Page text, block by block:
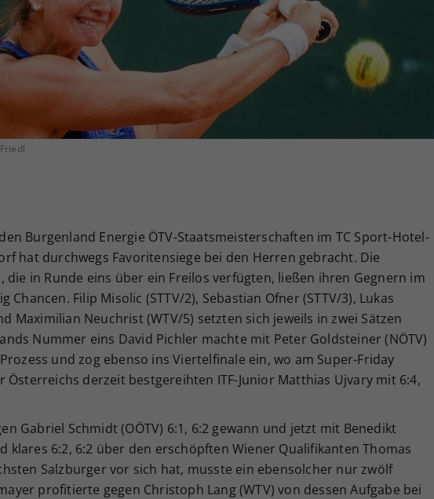
Burgenland Energie ÖTV-Staatsmeisterschaften im TC Sport-Hotel-
hat durchwegs Favoritensiege bei den Herren gebracht. Die
die in Runde eins über ein Freilos verfügten, ließen ihren Gegnern im
Chancen. Filip Misolic (STTV/2), Sebastian Ofner (STTV/3), Lukas
Maximilian Neuchrist (WTV/5) setzten sich jeweils in zwei Sätzen
Nummer eins David Pichler machte mit Peter Goldsteiner (NÖTV)
und zog ebenso ins Viertelfinale ein, wo am Super-Friday
Österreichs derzeit bestgereihten ITF-Junior Matthias Ujvary mit 6:4,
Gabriel Schmidt (OÖTV) 6:1, 6:2 gewann und jetzt mit Benedikt
klares 6:2, 6:2 über den erschöpften Wiener Qualifikanten Thomas
Salzburger vor sich hat, musste ein ebensolcher nur zwölf
profitierte gegen Christoph Lang (WTV) von dessen Aufgabe bei
Ihrer vorgenommen Einstellungen, falls der
Webseiten-Betreiber dies eingestellt hat.